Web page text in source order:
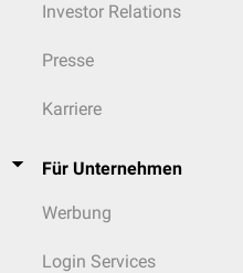
Investor Relations
Presse
Karriere
Für Unternehmen
Werbung
Login Services